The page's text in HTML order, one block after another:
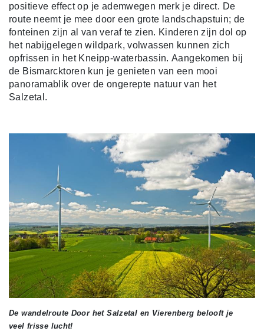
positieve effect op je ademwegen merk je direct. De
route neemt je mee door een grote landschapstuin; de
fonteinen zijn al van veraf te zien. Kinderen zijn dol op
het nabijgelegen wildpark, volwassen kunnen zich
opfrissen in het Kneipp-waterbassin.Aangekomen bij
de Bismarcktoren kun je genieten van een mooi
panoramablik over de ongerepte natuur van het
Salzetal.
De wandelroute Door het Salzetal en Vierenberg belooft je
veel frisse lucht!